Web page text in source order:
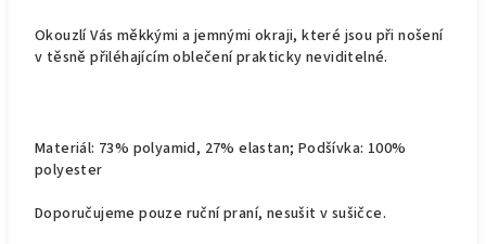
Okouzlí Vás měkkými a jemnými okraji, které jsou při nošení
v těsně přiléhajícím oblečení prakticky neviditelné.
Materiál: 73% polyamid, 27% elastan; Podšívka: 100%
polyester
Doporučujeme pouze ruční praní, nesušit v sušičce.